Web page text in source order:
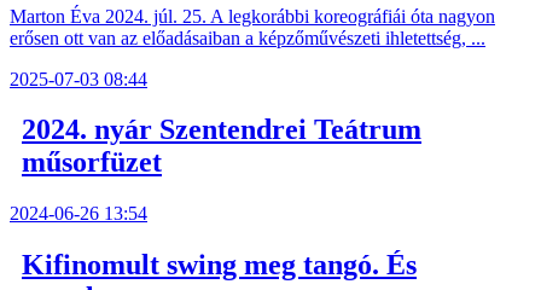
Marton Éva 2024. júl. 25. A legkorábbi koreográfiái óta nagyon
erősen ott van az előadásaiban a képzőművészeti ihletettség, ...
2025-07-03 08:44
2024. nyár Szentendrei Teátrum
műsorfüzet
2024-06-26 13:54
Kifinomult swing meg tangó. És